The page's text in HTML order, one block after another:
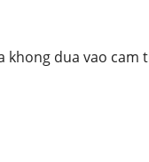
dua vao cam